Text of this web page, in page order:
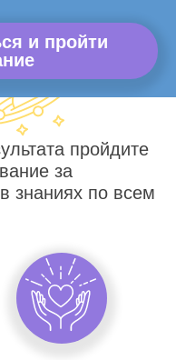
и пройти
пройдите
за
знаниях по всем